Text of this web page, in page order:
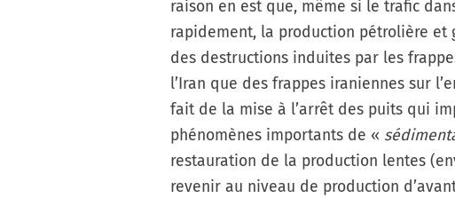
raison en est que, même si le trafic
rapidement, la production pétrolière
des destructions induites par les
l’Iran que des frappes iraniennes sur
fait de la mise à l’arrêt des puits qui
phénomènes importants de «
restauration de la production lentes
revenir au niveau de production